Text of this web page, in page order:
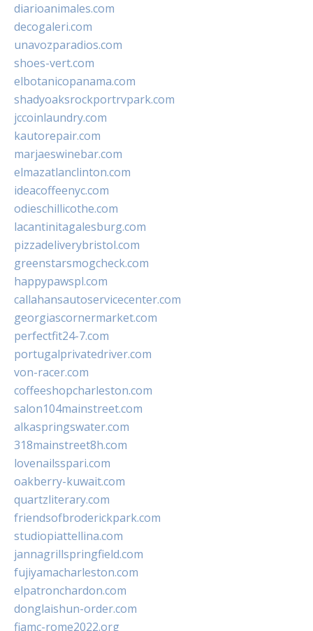
diarioanimales.com
decogaleri.com
unavozparadios.com
shoes-vert.com
elbotanicopanama.com
shadyoaksrockportrvpark.com
jccoinlaundry.com
kautorepair.com
marjaeswinebar.com
elmazatlanclinton.com
ideacoffeenyc.com
odieschillicothe.com
lacantinitagalesburg.com
pizzadeliverybristol.com
greenstarsmogcheck.com
happypawspl.com
callahansautoservicecenter.com
georgiascornermarket.com
perfectfit24-7.com
portugalprivatedriver.com
von-racer.com
coffeeshopcharleston.com
salon104mainstreet.com
alkaspringswater.com
318mainstreet8h.com
lovenailsspari.com
oakberry-kuwait.com
quartzliterary.com
friendsofbroderickpark.com
studiopiattellina.com
jannagrillspringfield.com
fujiyamacharleston.com
elpatronchardon.com
donglaishun-order.com
fiamc-rome2022.org